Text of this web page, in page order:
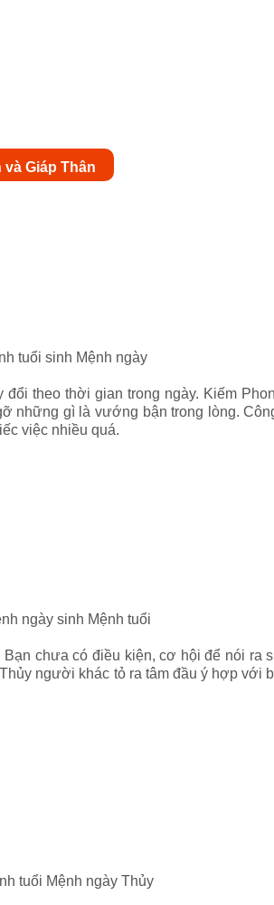
Giáp Thân
tuổi sinh Mệnh ngày
theo thời gian trong ngày. Kiếm
những gì là vướng bận trong lòng.
việc nhiều quá.
ngày sinh Mệnh tuổi
Bạn chưa có điều kiện, cơ hội để nói ra
người khác tỏ ra tâm đầu ý hợp với
tuổi Mệnh ngày Thủy